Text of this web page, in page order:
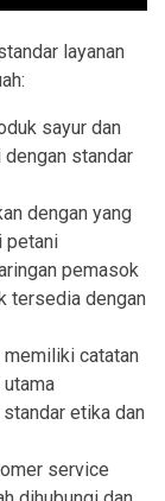
layanan
sayur dan
standar
dengan yang
petani
pemasok
tersedia dengan
catatan
etika dan
service